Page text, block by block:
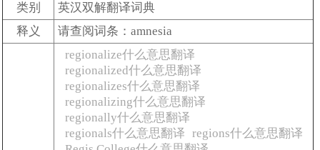
类别
英汉双解翻译词典
释义
请查阅词条：amnesia
regionalize什么意思翻译
regionalized什么意思翻译
regionalizes什么意思翻译
regionalizing什么意思翻译
regionally什么意思翻译
regionals什么意思翻译 regions什么意思翻译